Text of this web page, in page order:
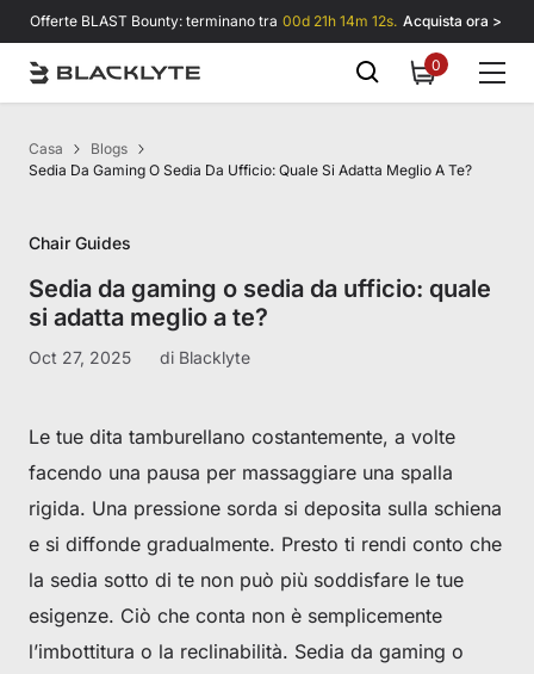
Vai al contenuto
Offerte BLAST Bounty: terminano tra 00d 21h 14m 11s. Acquista ora >
00
items
Casa
Blogs
Sedia Da Gaming O Sedia Da Ufficio: Quale Si Adatta Meglio A Te?
Chair Guides
Sedia da gaming o sedia da ufficio: quale
si adatta meglio a te?
Oct 27, 2025 di Blacklyte
Le tue dita tamburellano costantemente, a volte
facendo una pausa per massaggiare una spalla
rigida. Una pressione sorda si deposita sulla schiena
e si diffonde gradualmente. Presto ti rendi conto che
la sedia sotto di te non può più soddisfare le tue
esigenze. Ciò che conta non è semplicemente
l’imbottitura o la reclinabilità. Sedia da gaming o